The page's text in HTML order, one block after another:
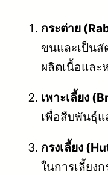
กระต่าย
ขนและเป็นสั
ผลิตเนื้อและ
เพาะเลี้ยง
เพื่อสืบพันธุ์
กรงเลี้ยง
ในการเลี้ยง